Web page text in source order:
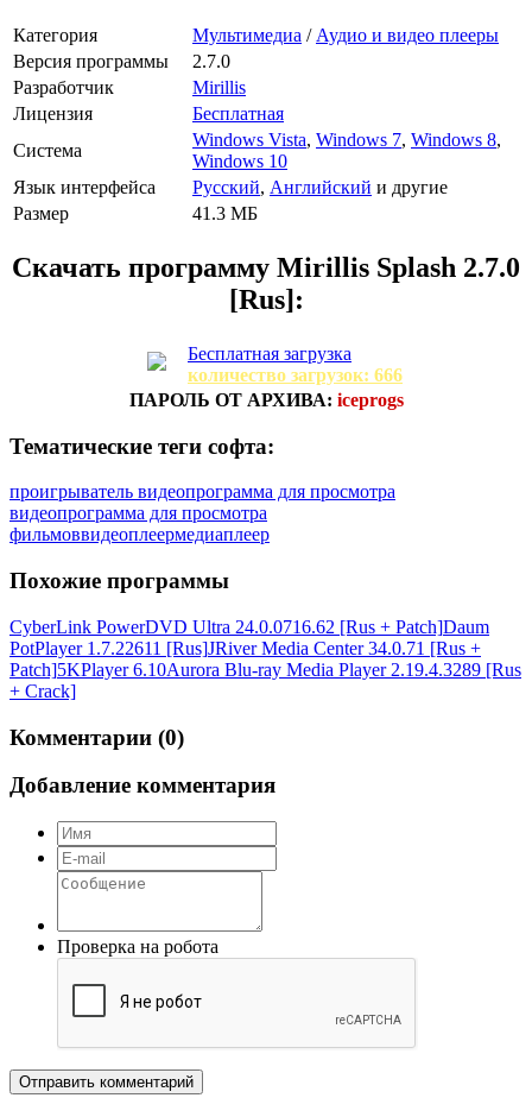
Категория Мультимедиа / Аудио и видео плееры
Версия программы
2.7.0
Разработчик
Mirillis
Лицензия
Бесплатная
Система
Windows Vista, Windows 7, Windows 8,
Windows 10
Язык интерфейса
Русский, Английский и другие
Размер
41.3 МБ
Скачать программу Mirillis Splash 2.7.0
[Rus]:
Бесплатная загрузка
количество загрузок: 666
ПАРОЛЬ ОТ АРХИВА: iceprogs
Тематические теги софта:
проигрыватель видеопрограмма для просмотра
видеопрограмма для просмотра
фильмоввидеоплеермедиаплеер
Похожие программы
CyberLink PowerDVD Ultra 24.0.0716.62 [Rus + Patch]Daum
PotPlayer 1.7.22611 [Rus]JRiver Media Center 34.0.71 [Rus +
Patch]5KPlayer 6.10Aurora Blu-ray Media Player 2.19.4.3289 [Rus
+ Crack]
Комментарии (0)
Добавление комментария
Проверка на робота
Отправить комментарий